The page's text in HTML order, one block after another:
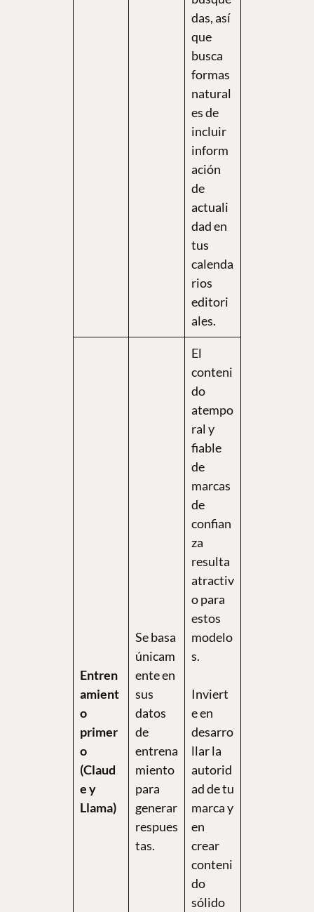
das, así
que
busca
formas
natural
es de
incluir
inform
ación
de
actuali
dad en
tus
calenda
rios
editori
ales.
Entren
amient
o
primer
o
(Claud
e y
Llama)
Se basa
únicam
ente en
sus
datos
de
entrena
miento
para
generar
respues
tas.
El
conteni
do
atempo
ral y
fiable
de
marcas
de
confian
za
resulta
atractiv
o para
estos
modelo
s.
Inviert
e en
desarro
llar la
autorid
ad de tu
marca y
en
crear
conteni
do
sólido